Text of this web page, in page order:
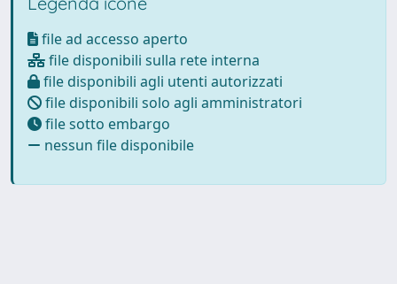
file ad accesso aperto
file disponibili sulla rete interna
file disponibili agli utenti autorizzati
file disponibili solo agli amministratori
file sotto embargo
nessun file disponibile